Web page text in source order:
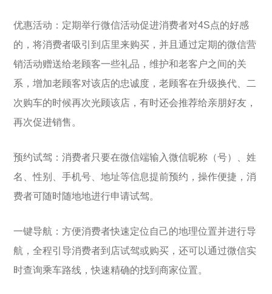
优惠活动：定期举行微信活动促进消费者对4S点的好感
的，将消费者吸引到店里来购买，并且通过定期的微信营
销活动赠送给老顾客一些礼品，维护和老客户之间的关
系，增加老顾客对该店的忠诚度，老顾客在升级换代、二
次购车的时候再次光顾该店，有时还会推荐给亲朋好友，
再次促进销售。
预约试驾：消费者只要在微信端输入微信昵称（号）、姓
名、性别、手机号、地址等信息提前预约，操作便捷，消
费者可随时随地地进行申请试驾。
一键导航：方便消费者快速定位自己的地理位置并进行导
航，全程引导消费者到店试驾或购买，还可以通过微信实
时查询乘车路线，快速精确的找到商家位置。